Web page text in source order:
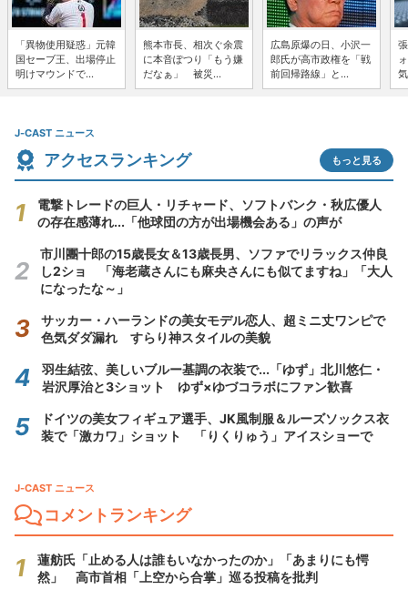
「異物使用疑惑」元韓
国セーブ王、出場停止
明けマウンドで...
熊本市長、相次ぐ余震
に本音ぽつり「もう嫌
だなぁ」 被災...
広島原爆の日、小沢一
郎氏が高市政権を「戦
前回帰路線」と...
J-CAST ニュース
アクセスランキング もっと見る
電撃トレードの巨人・リチャード、ソフトバンク・秋広優人
の存在感薄れ...「他球団の方が出場機会ある」の声が
市川團十郎の15歳長女＆13歳長男、ソファでリラックス仲良
し2ショ 「海老蔵さんにも麻央さんにも似てますね」「大人
になったな～」
サッカー・ハーランドの美女モデル恋人、超ミニ丈ワンピで
色気ダダ漏れ すらり神スタイルの美貌
羽生結弦、美しいブルー基調の衣装で...「ゆず」北川悠仁・
岩沢厚治と3ショット ゆず×ゆづコラボにファン歓喜
ドイツの美女フィギュア選手、JK風制服＆ルーズソックス衣
装で「激カワ」ショット 「りくりゅう」アイスショーで
J-CAST ニュース
コメントランキング
蓮舫氏「止める人は誰もいなかったのか」「あまりにも愕
然」 高市首相「上空から合掌」巡る投稿を批判